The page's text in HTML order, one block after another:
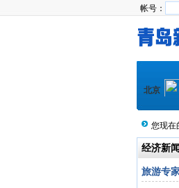
帐号：
您现在
经济新闻
旅游专